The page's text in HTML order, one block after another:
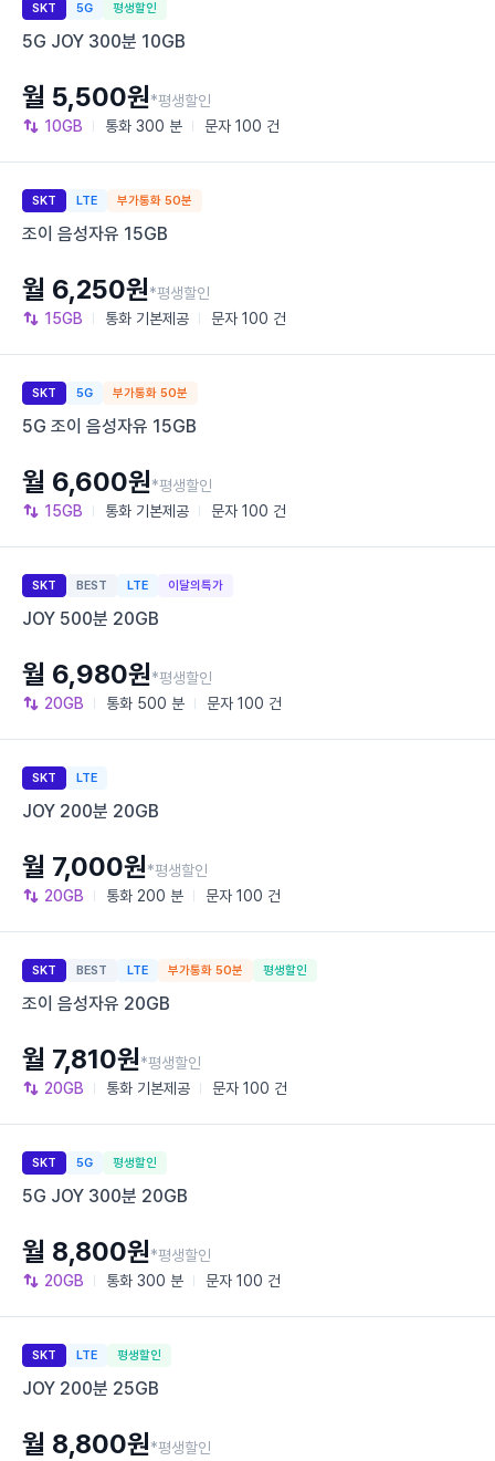
SKT 5G 평생할인
5G JOY 300분 10GB
10GB 통화 300 분 문자 100 건
월 5,500원*평생할인
SKT LTE 부가통화 50분
조이 음성자유 15GB
15GB 통화 기본제공 문자 100 건
월 6,250원*평생할인
SKT 5G 부가통화 50분
5G 조이 음성자유 15GB
15GB 통화 기본제공 문자 100 건
월 6,600원*평생할인
SKT BEST LTE 이달의특가
JOY 500분 20GB
20GB 통화 500 분 문자 100 건
월 6,980원*평생할인
SKT LTE
JOY 200분 20GB
20GB 통화 200 분 문자 100 건
월 7,000원*평생할인
SKT BEST LTE 부가통화 50분 평생할인
조이 음성자유 20GB
20GB 통화 기본제공 문자 100 건
월 7,810원*평생할인
SKT 5G 평생할인
5G JOY 300분 20GB
20GB 통화 300 분 문자 100 건
월 8,800원*평생할인
SKT LTE 평생할인
JOY 200분 25GB
월 8,800원*평생할인